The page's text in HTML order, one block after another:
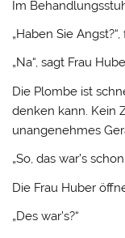
Im
„Haben Sie
„Na“, sagt Frau
Die Plombe ist
denken kann. Kein
unangenehmes
„So, das war’s
Die Frau Huber
„Des war’s?“